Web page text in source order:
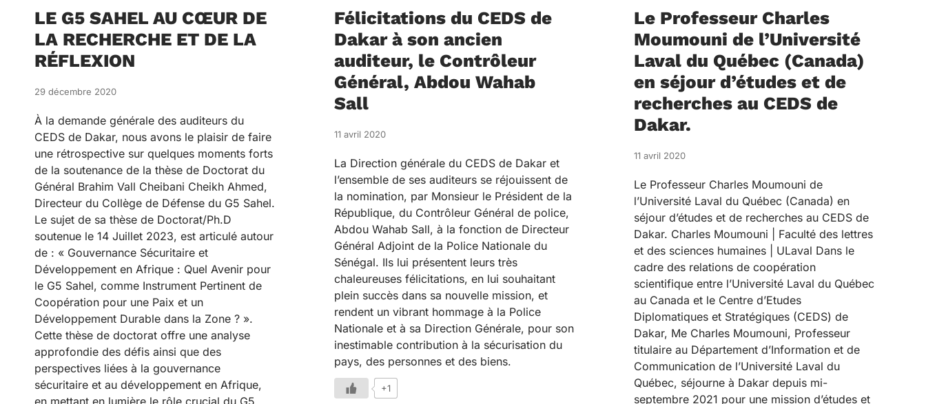
LE G5 SAHEL AU CŒUR DE
LA RECHERCHE ET DE LA
RÉFLEXION
29 décembre 2020
À la demande générale des auditeurs du
CEDS de Dakar, nous avons le plaisir de faire
une rétrospective sur quelques moments forts
de la soutenance de la thèse de Doctorat du
Général Brahim Vall Cheibani Cheikh Ahmed,
Directeur du Collège de Défense du G5 Sahel.
Le sujet de sa thèse de Doctorat/Ph.D
soutenue le 14 Juillet 2023, est articulé autour
de : « Gouvernance Sécuritaire et
Développement en Afrique : Quel Avenir pour
le G5 Sahel, comme Instrument Pertinent de
Coopération pour une Paix et un
Développement Durable dans la Zone ? ».
Cette thèse de doctorat offre une analyse
approfondie des défis ainsi que des
perspectives liées à la gouvernance
sécuritaire et au développement en Afrique,
Félicitations du CEDS de
Dakar à son ancien
auditeur, le Contrôleur
Général, Abdou Wahab
Sall
11 avril 2020
La Direction générale du CEDS de Dakar et
l’ensemble de ses auditeurs se réjouissent de
la nomination, par Monsieur le Président de la
République, du Contrôleur Général de police,
Abdou Wahab Sall, à la fonction de Directeur
Général Adjoint de la Police Nationale du
Sénégal. Ils lui présentent leurs très
chaleureuses félicitations, en lui souhaitant
plein succès dans sa nouvelle mission, et
rendent un vibrant hommage à la Police
Nationale et à sa Direction Générale, pour son
inestimable contribution à la sécurisation du
pays, des personnes et des biens.
+1
Le Professeur Charles
Moumouni de l’Université
Laval du Québec (Canada)
en séjour d’études et de
recherches au CEDS de
Dakar.
11 avril 2020
Le Professeur Charles Moumouni de
l’Université Laval du Québec (Canada) en
séjour d’études et de recherches au CEDS de
Dakar. Charles Moumouni | Faculté des lettres
et des sciences humaines | ULaval Dans le
cadre des relations de coopération
scientifique entre l’Université Laval du Québec
au Canada et le Centre d’Etudes
Diplomatiques et Stratégiques (CEDS) de
Dakar, Me Charles Moumouni, Professeur
titulaire au Département d’Information et de
Communication de l’Université Laval du
Québec, séjourne à Dakar depuis mi-
septembre 2021 pour une mission d’études et